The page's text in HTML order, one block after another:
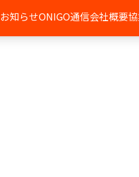
お知らせONIGO通信会社概要